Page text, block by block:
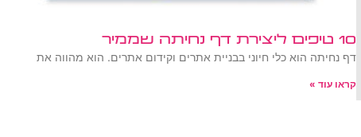
10 טיפים ליצירת דף נחיתה שממיר
דף נחיתה הוא כלי חיוני בבניית אתרים וקידום אתרים. הוא מהווה את
קראו עוד »